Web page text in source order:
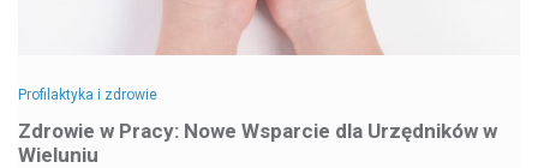
Profilaktyka i zdrowie
Zdrowie w Pracy: Nowe Wsparcie dla Urzędników w
Wieluniu